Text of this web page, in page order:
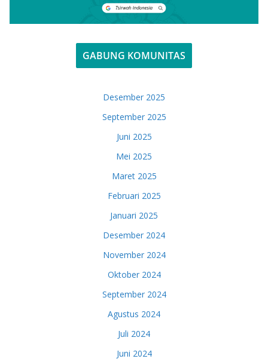
GABUNG KOMUNITAS
Desember 2025
September 2025
Juni 2025
Mei 2025
Maret 2025
Februari 2025
Januari 2025
Desember 2024
November 2024
Oktober 2024
September 2024
Agustus 2024
Juli 2024
Juni 2024